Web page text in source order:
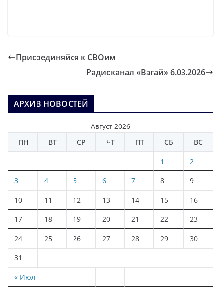
Присоединяйся к СВОим
Радиоканал «Вагай» 6.03.2026
АРХИВ НОВОСТЕЙ
Август 2026
ПН
ВТ СР ЧТ ПТ СБ ВС
« Июл
1 2
3 4 5 6 7 8 9
10 11 12 13 14 15 16
17 18 19 20 21 22 23
24 25 26 27 28 29 30
31